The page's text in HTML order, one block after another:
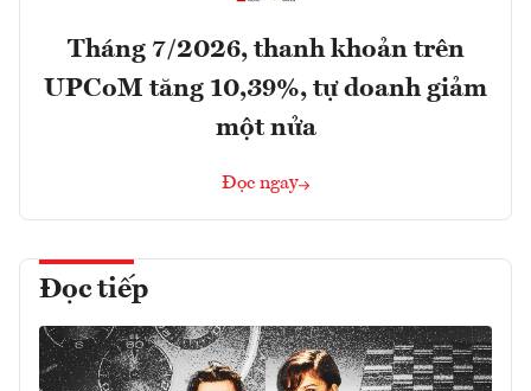
Tháng 7/2026, thanh khoản trên
UPCoM tăng 10,39%, tự doanh giảm
một nửa
Đọc ngay
Đọc tiếp